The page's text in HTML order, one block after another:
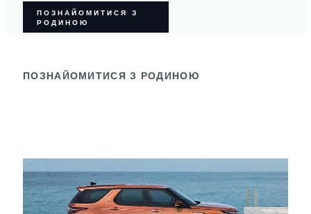
ПОЗНАЙОМИТИСЯ З
РОДИНОЮ
ПОЗНАЙОМИТИСЯ З РОДИНОЮ